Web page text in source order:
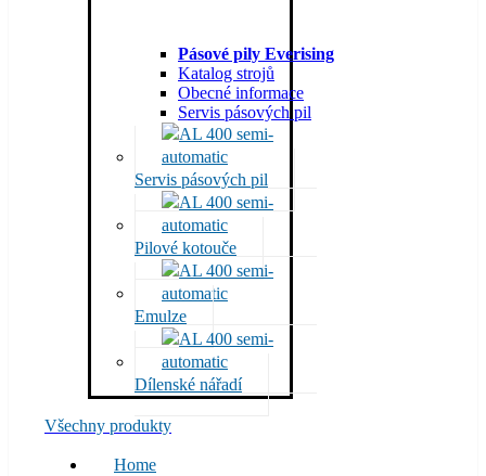
Pásové pily Everising
Katalog strojů
Obecné informace
Servis pásových pil
Servis pásových pil
Pilové kotouče
Emulze
Dílenské nářadí
Všechny produkty
Home